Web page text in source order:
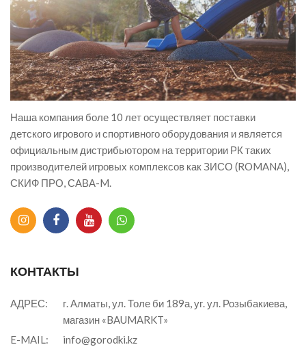
Наша компания боле 10 лет осуществляет поставки
детского игрового и спортивного оборудования и является
официальным дистрибьютором на территории РК таких
производителей игровых комплексов как ЗИСО (ROMANA),
СКИФ ПРО, САВА-M.
КОНТАКТЫ
АДРЕС:
г. Алматы, ул. Толе би 189а, уг. ул. Розыбакиева,
магазин «BAUMARKT»
E-MAIL:
info@gorodki.kz